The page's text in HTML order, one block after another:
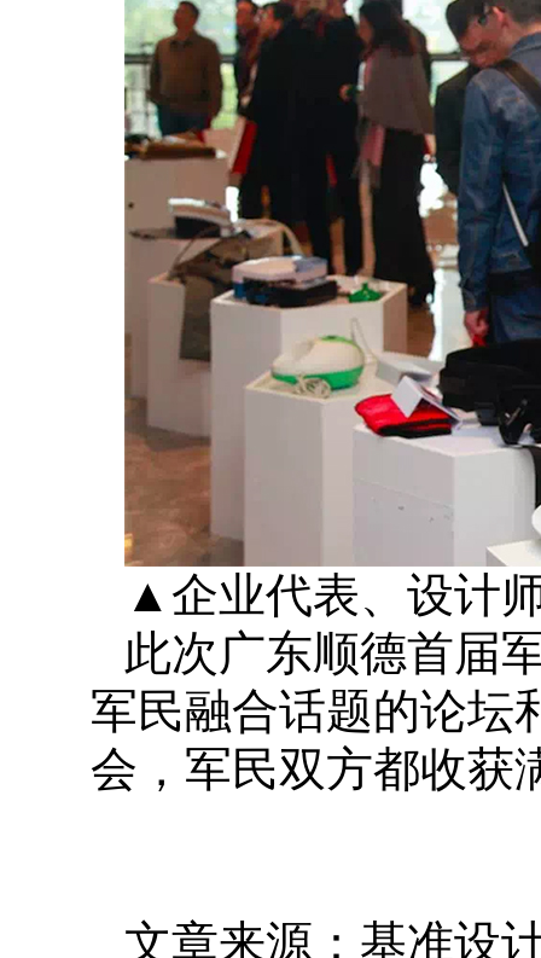
▲企业代表、设计
此次广东顺德首届
军民融合话题的论坛
会，军民双方都收获
文章来源：基准设